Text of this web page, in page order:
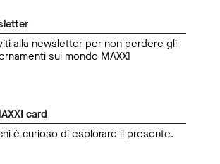
alla newsletter per non perdere gli
sul mondo MAXXI
card
è curioso di esplorare il presente.